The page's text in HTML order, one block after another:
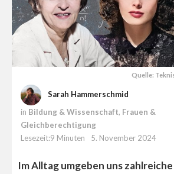
Quelle:
Sarah Hammerschmid
in Bildung & Wissenschaft, Frauen &
Gleichberechtigung
Lesezeit:9 Minuten
5. November 2024
Im Alltag umgeben uns